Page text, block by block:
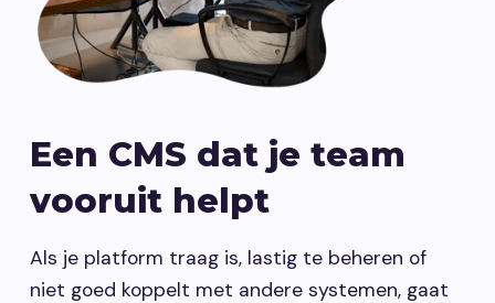
Een CMS dat je team
vooruit helpt
Als je platform traag is, lastig te beheren of
niet goed koppelt met andere systemen, gaat